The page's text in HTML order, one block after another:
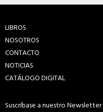
LIBROS
NOSOTROS
CONTACTO
NOTICIAS
CATÁLOGO DIGITAL
Suscríbase a nuestro Newsletter